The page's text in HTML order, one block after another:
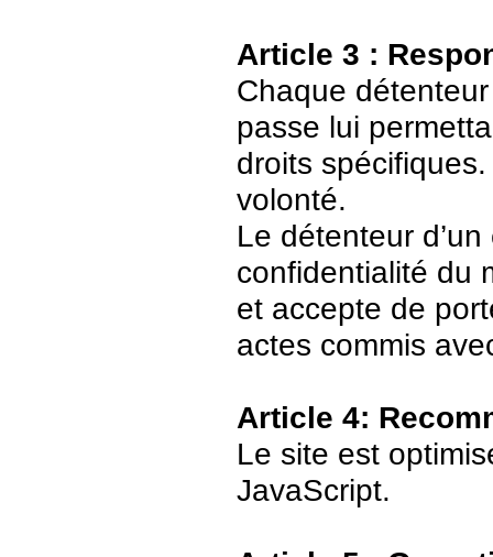
Article 3 :
Chaque
passe lui
droits
volonté.
Le détenteur
confidentialité du
et accepte de
actes commis
Article 4:
Le site est
JavaScript.